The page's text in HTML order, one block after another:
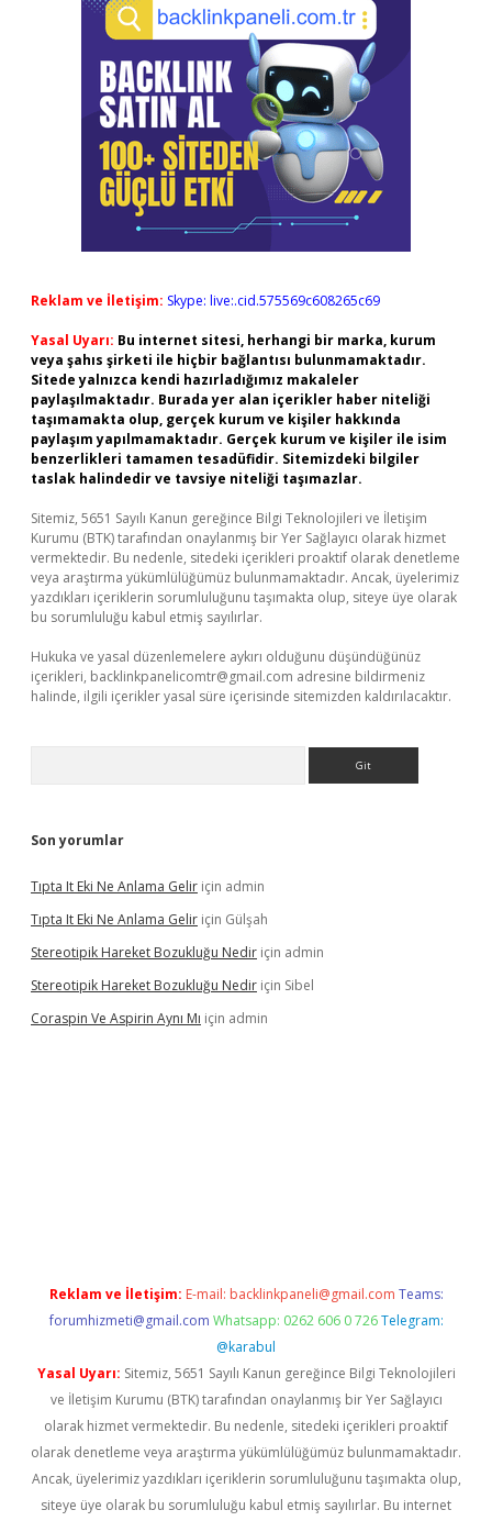
Reklam ve İletişim: Skype: live:.cid.575569c608265c69
Yasal Uyarı: Bu internet sitesi, herhangi bir marka, kurum
veya şahıs şirketi ile hiçbir bağlantısı bulunmamaktadır.
Sitede yalnızca kendi hazırladığımız makaleler
paylaşılmaktadır. Burada yer alan içerikler haber niteliği
taşımamakta olup, gerçek kurum ve kişiler hakkında
paylaşım yapılmamaktadır. Gerçek kurum ve kişiler ile isim
benzerlikleri tamamen tesadüfidir. Sitemizdeki bilgiler
taslak halindedir ve tavsiye niteliği taşımazlar.
Sitemiz, 5651 Sayılı Kanun gereğince Bilgi Teknolojileri ve İletişim
Kurumu (BTK) tarafından onaylanmış bir Yer Sağlayıcı olarak hizmet
vermektedir. Bu nedenle, sitedeki içerikleri proaktif olarak denetleme
veya araştırma yükümlülüğümüz bulunmamaktadır. Ancak, üyelerimiz
yazdıkları içeriklerin sorumluluğunu taşımakta olup, siteye üye olarak
bu sorumluluğu kabul etmiş sayılırlar.
Hukuka ve yasal düzenlemelere aykırı olduğunu düşündüğünüz
içerikleri, backlinkpanelicomtr@gmail.com adresine bildirmeniz
halinde, ilgili içerikler yasal süre içerisinde sitemizden kaldırılacaktır.
Son yorumlar
Tıpta It Eki Ne Anlama Gelir için admin
Tıpta It Eki Ne Anlama Gelir için Gülşah
Stereotipik Hareket Bozukluğu Nedir için admin
Stereotipik Hareket Bozukluğu Nedir için Sibel
Coraspin Ve Aspirin Aynı Mı için admin
Reklam ve İletişim: E-mail: backlinkpaneli@gmail.com Teams:
forumhizmeti@gmail.com Whatsapp: 0262 606 0 726 Telegram:
@karabul
Yasal Uyarı: Sitemiz, 5651 Sayılı Kanun gereğince Bilgi Teknolojileri
ve İletişim Kurumu (BTK) tarafından onaylanmış bir Yer Sağlayıcı
olarak hizmet vermektedir. Bu nedenle, sitedeki içerikleri proaktif
olarak denetleme veya araştırma yükümlülüğümüz bulunmamaktadır.
Ancak, üyelerimiz yazdıkları içeriklerin sorumluluğunu taşımakta olup,
siteye üye olarak bu sorumluluğu kabul etmiş sayılırlar. Bu internet